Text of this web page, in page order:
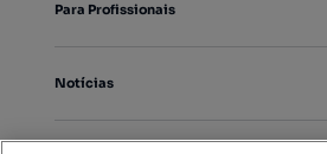
Para Profissionais
Notícias